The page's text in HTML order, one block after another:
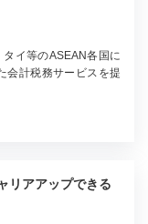
イ等のASEAN各国に
会計税務サービスを提
リアアップできる